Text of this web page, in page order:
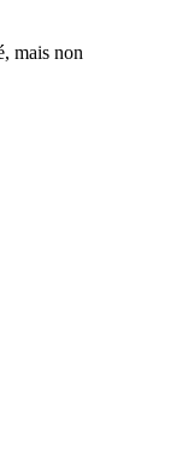
mais non